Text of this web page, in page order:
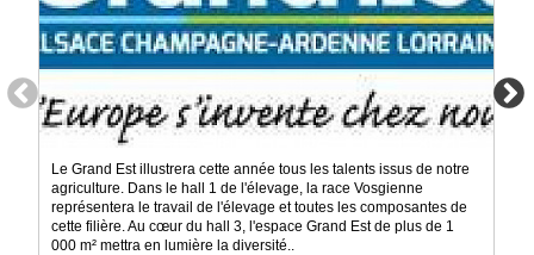
Le Grand Est illustrera cette année tous les talents issus de notre
agriculture. Dans le hall 1 de l'élevage, la race Vosgienne
représentera le travail de l'élevage et toutes les composantes de
cette filière. Au cœur du hall 3, l'espace Grand Est de plus de 1
000 m² mettra en lumière la diversité..